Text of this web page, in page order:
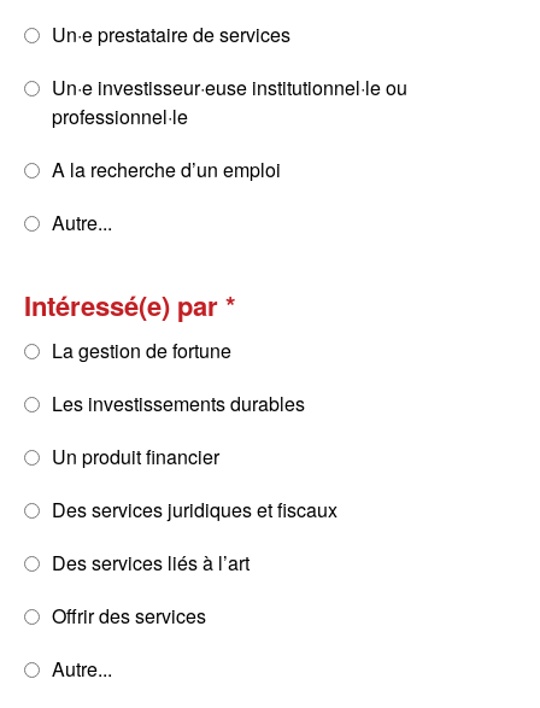
Un·e prestataire de services
Un·e investisseur·euse institutionnel·le ou
professionnel·le
A la recherche d’un emploi
Autre...
Intéressé(e) par
La gestion de fortune
Les investissements durables
Un produit financier
Des services juridiques et fiscaux
Des services liés à l’art
Offrir des services
Autre...